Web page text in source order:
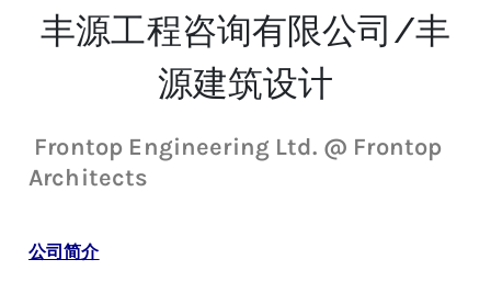
丰源工程咨询有限公司/丰
源建筑设计
Frontop Engineering Ltd. @ Frontop
Architects
公司简介